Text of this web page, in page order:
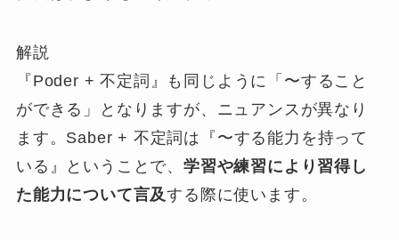
解説
『Poder + 不定詞』も同じように「〜すること
ができる」となりますが、ニュアンスが異なり
ます。Saber + 不定詞は『〜する能力を持って
いる』ということで、 学習や練習により習得し
た能力について言及する際に使います。